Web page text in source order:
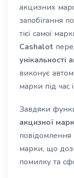
акцизних
запобігання
тієї самої
Cashalot
унікальності
виконує
марки під час
Завдяки
акцизної
марки, що
помилку та